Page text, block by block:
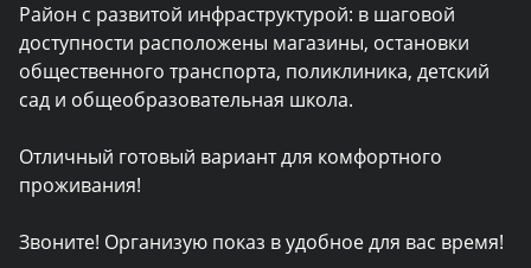
Район с развитой инфраструктурой: в шаговой
доступности расположены магазины, остановки
общественного транспорта, поликлиника, детский
сад и общеобразовательная школа.
Отличный готовый вариант для комфортного
проживания!
Звоните! Организую показ в удобное для вас время!